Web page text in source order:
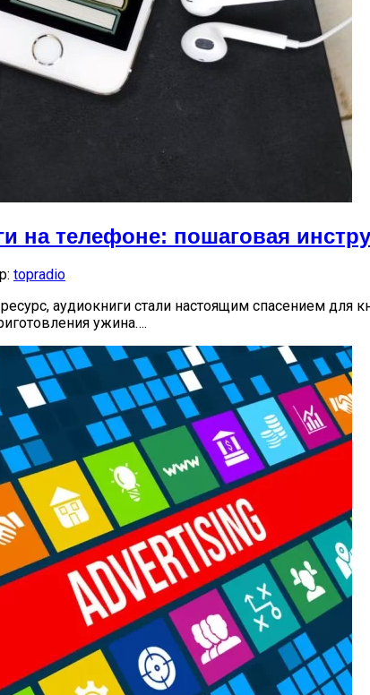
на телефоне: пошаговая
topradio
аудиокниги стали настоящим спасением
ужина….